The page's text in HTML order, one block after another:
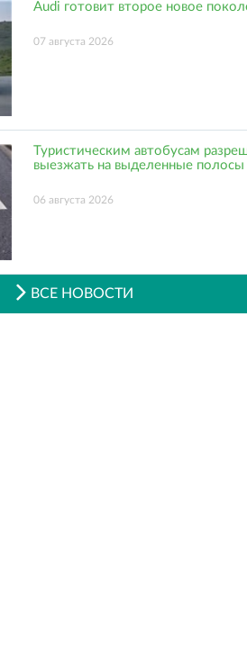
Audi готовит второе новое
07 августа 2026
Туристическим автобусам
выезжать на выделенные полосы
06 августа 2026
ВСЕ НОВОСТИ